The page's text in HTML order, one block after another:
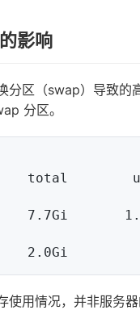
影响
分区（swap）导致
分区。
7.7Gi
使用情况，并非服务